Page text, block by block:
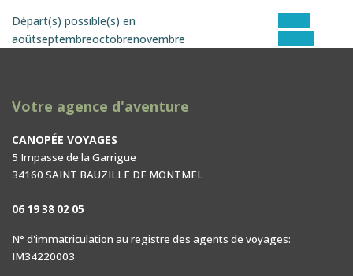
Départ(s) possible(s) en
aoûtseptembreoctobrenovembre
Votre agence d'aventure
CANOPÉE VOYAGES
5 Impasse de la Garrigue
34160 SAINT BAUZILLE DE MONTMEL
06 19 38 02 05
N° d'immatriculation au registre des agents de voyages:
IM34220003